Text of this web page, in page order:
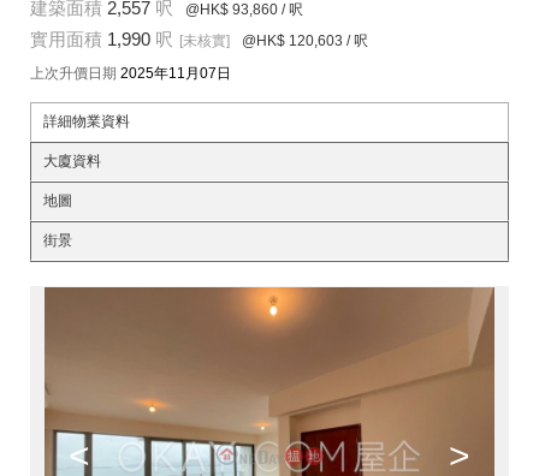
建築面積 2,557 呎 @HK$ 93,860 / 呎
實用面積 1,990 呎 [未核實] @HK$ 120,603 / 呎
上次升價日期 2025年11月07日
詳細物業資料
大廈資料
地圖
街景
< >